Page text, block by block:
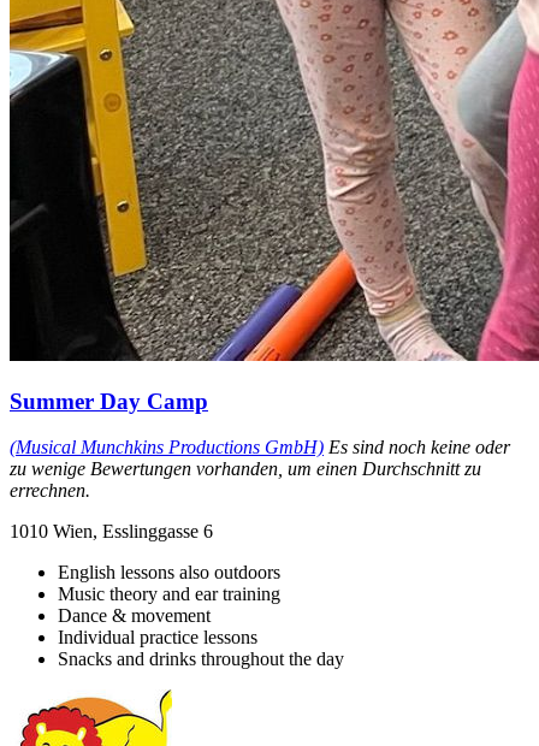
Summer Day Camp
(Musical Munchkins Productions GmbH) Es sind noch keine oder
zu wenige Bewertungen vorhanden, um einen Durchschnitt zu
errechnen.
1010 Wien, Esslinggasse 6
English lessons also outdoors
Music theory and ear training
Dance & movement
Individual practice lessons
Snacks and drinks throughout the day